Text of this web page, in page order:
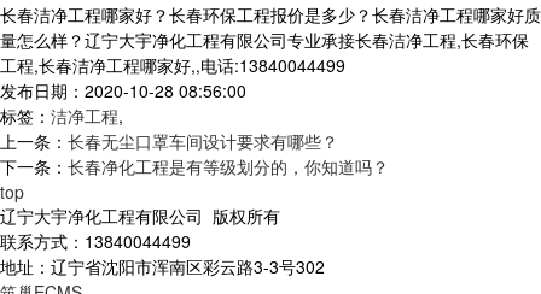
长春洁净工程哪家好？长春环保工程报价是多少？长春洁净工程哪家好质
量怎么样？辽宁大宇净化工程有限公司专业承接长春洁净工程,长春环保
工程,长春洁净工程哪家好,,电话:13840044499
发布日期：2020-10-28 08:56:00
标签： 洁净工程,
上一条： 长春无尘口罩车间设计要求有哪些？
下一条： 长春净化工程是有等级划分的，你知道吗？
top
辽宁大宇净化工程有限公司 版权所有
联系方式：13840044499
地址：辽宁省沈阳市浑南区彩云路3-3号302